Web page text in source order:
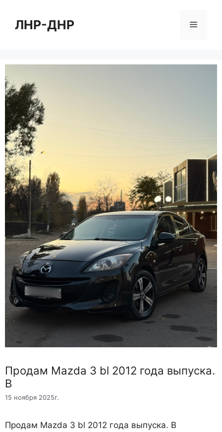
содержимому
ЛНР-ДНР Меню
Продам Mazda 3 bl 2012 года выпуска.
В
15 ноября 2025г.
Продам Mazda 3 bl 2012 года выпуска. В